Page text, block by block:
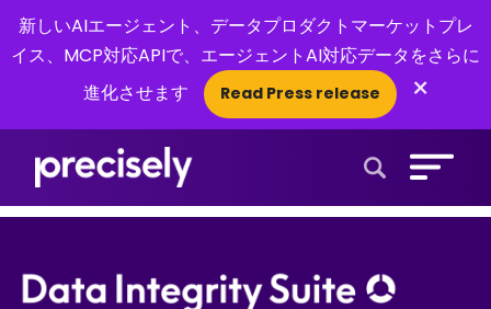
新しいAIエージェント、データプロダクトマーケットプレ
イス、MCP対応APIで、エージェントAI対応データをさらに
進化させます
Read Press release ×